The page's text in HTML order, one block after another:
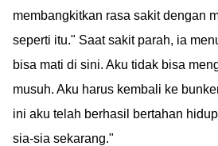
membangkitkan rasa sakit dengan
seperti itu." Saat sakit parah, ia
bisa mati di sini. Aku tidak bisa
musuh. Aku harus kembali ke
ini aku telah berhasil bertahan
sia-sia sekarang."